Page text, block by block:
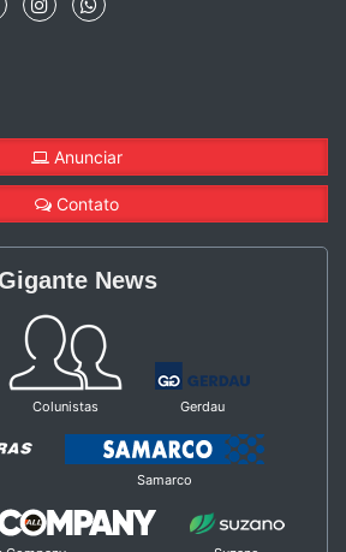
Anunciar
Contato
News
Colunistas Gerdau
Samarco